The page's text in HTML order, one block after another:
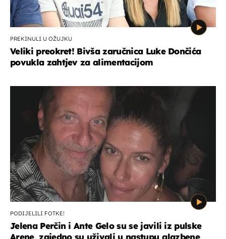
PREKINULI U OŽUJKU
Veliki preokret! Bivša zaručnica Luke Dončića
povukla zahtjev za alimentacijom
PODIJELILI FOTKE!
Jelena Perčin i Ante Gelo su se javili iz pulske
Arene, zajedno su uživali u nastupu glazbene